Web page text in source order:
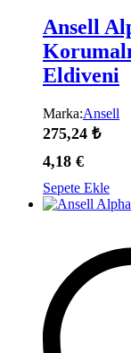
Ansell
Eldiveni
Marka:Ansell
275,24 ₺
4,18 €
Sepete Ekle